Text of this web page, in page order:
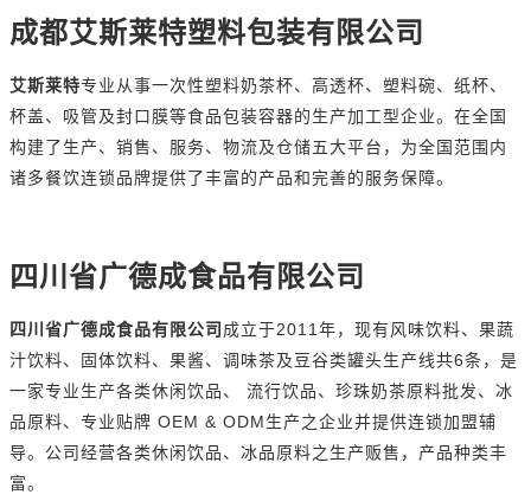
成都艾斯莱特塑料包装有限公司
艾斯莱特专业从事一次性塑料奶茶杯、高透杯、塑料碗、纸杯、
杯盖、吸管及封口膜等食品包装容器的生产加工型企业。在全国
构建了生产、销售、服务、物流及仓储五大平台，为全国范围内
诸多餐饮连锁品牌提供了丰富的产品和完善的服务保障。
四川省广德成食品有限公司
四川省广德成食品有限公司 成立于2011 年，现有风味饮料、果蔬
汁饮料、固体饮料、果酱、调味茶及豆谷类罐头生产线共6条，是
一家专业生产各类休闲饮品、 流行饮品、珍珠奶茶原料批发、冰
品原料、专业贴牌 OEM & ODM 生产之企业并提供连锁加盟辅
导。公司经营各类休闲饮品、冰品原料之生产贩售，产品种类丰
富。